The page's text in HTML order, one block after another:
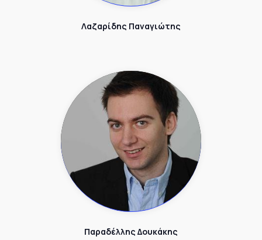
Λαζαρίδης Παναγιώτης
Παραδέλλης Δουκάκης